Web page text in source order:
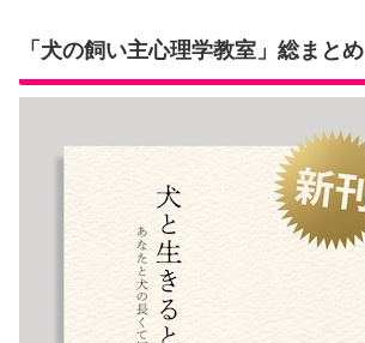
「犬の飼い主心理学教室」総まとめ